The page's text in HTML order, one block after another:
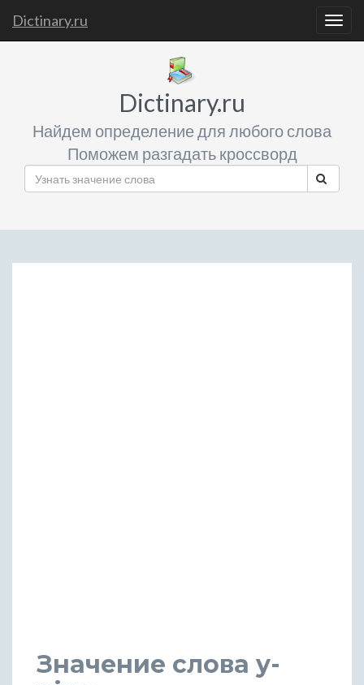
Dictinary.ru
Dictinary.ru
Найдем определение для любого слова
Поможем разгадать кроссворд
Значение слова y-